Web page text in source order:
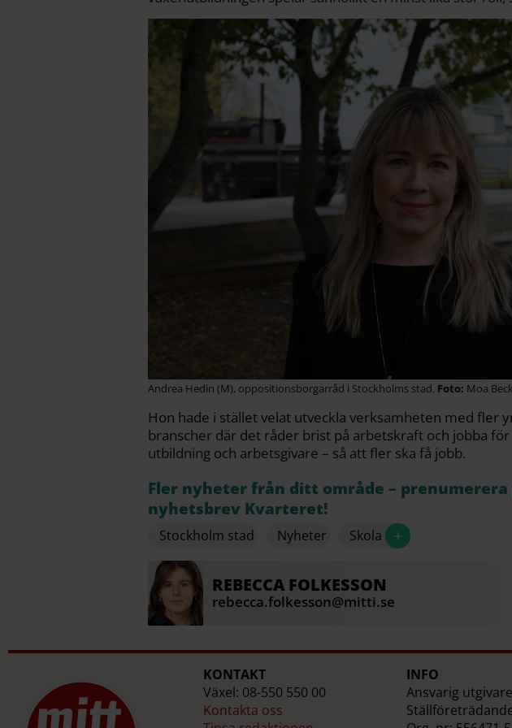
Andrea Hedin (M), oppositionsborgarråd i Stockholms stad. Moa
Hon hade i stället velat utveckla verksamheten med fler
branscher där det råder brist på arbetskraft och jobba
utbildning och arbetsgivare – så att fler ska få jobb.
Fler nyheter från ditt område –
nyhetsbrev Kvarteret!
Stockholm stad Nyheter Skola +
REBECCA FOLKESSON
rebecca.folkesson@mitti.se
KONTAKT
Växel: 08-550 550 00
Kontakta oss
INFO
Ansvarig